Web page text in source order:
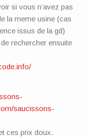
si vous n’avez pas
la meme usine (cas
issus de la gd)
rechercher ensuite
saucissons-
ces prix doux.